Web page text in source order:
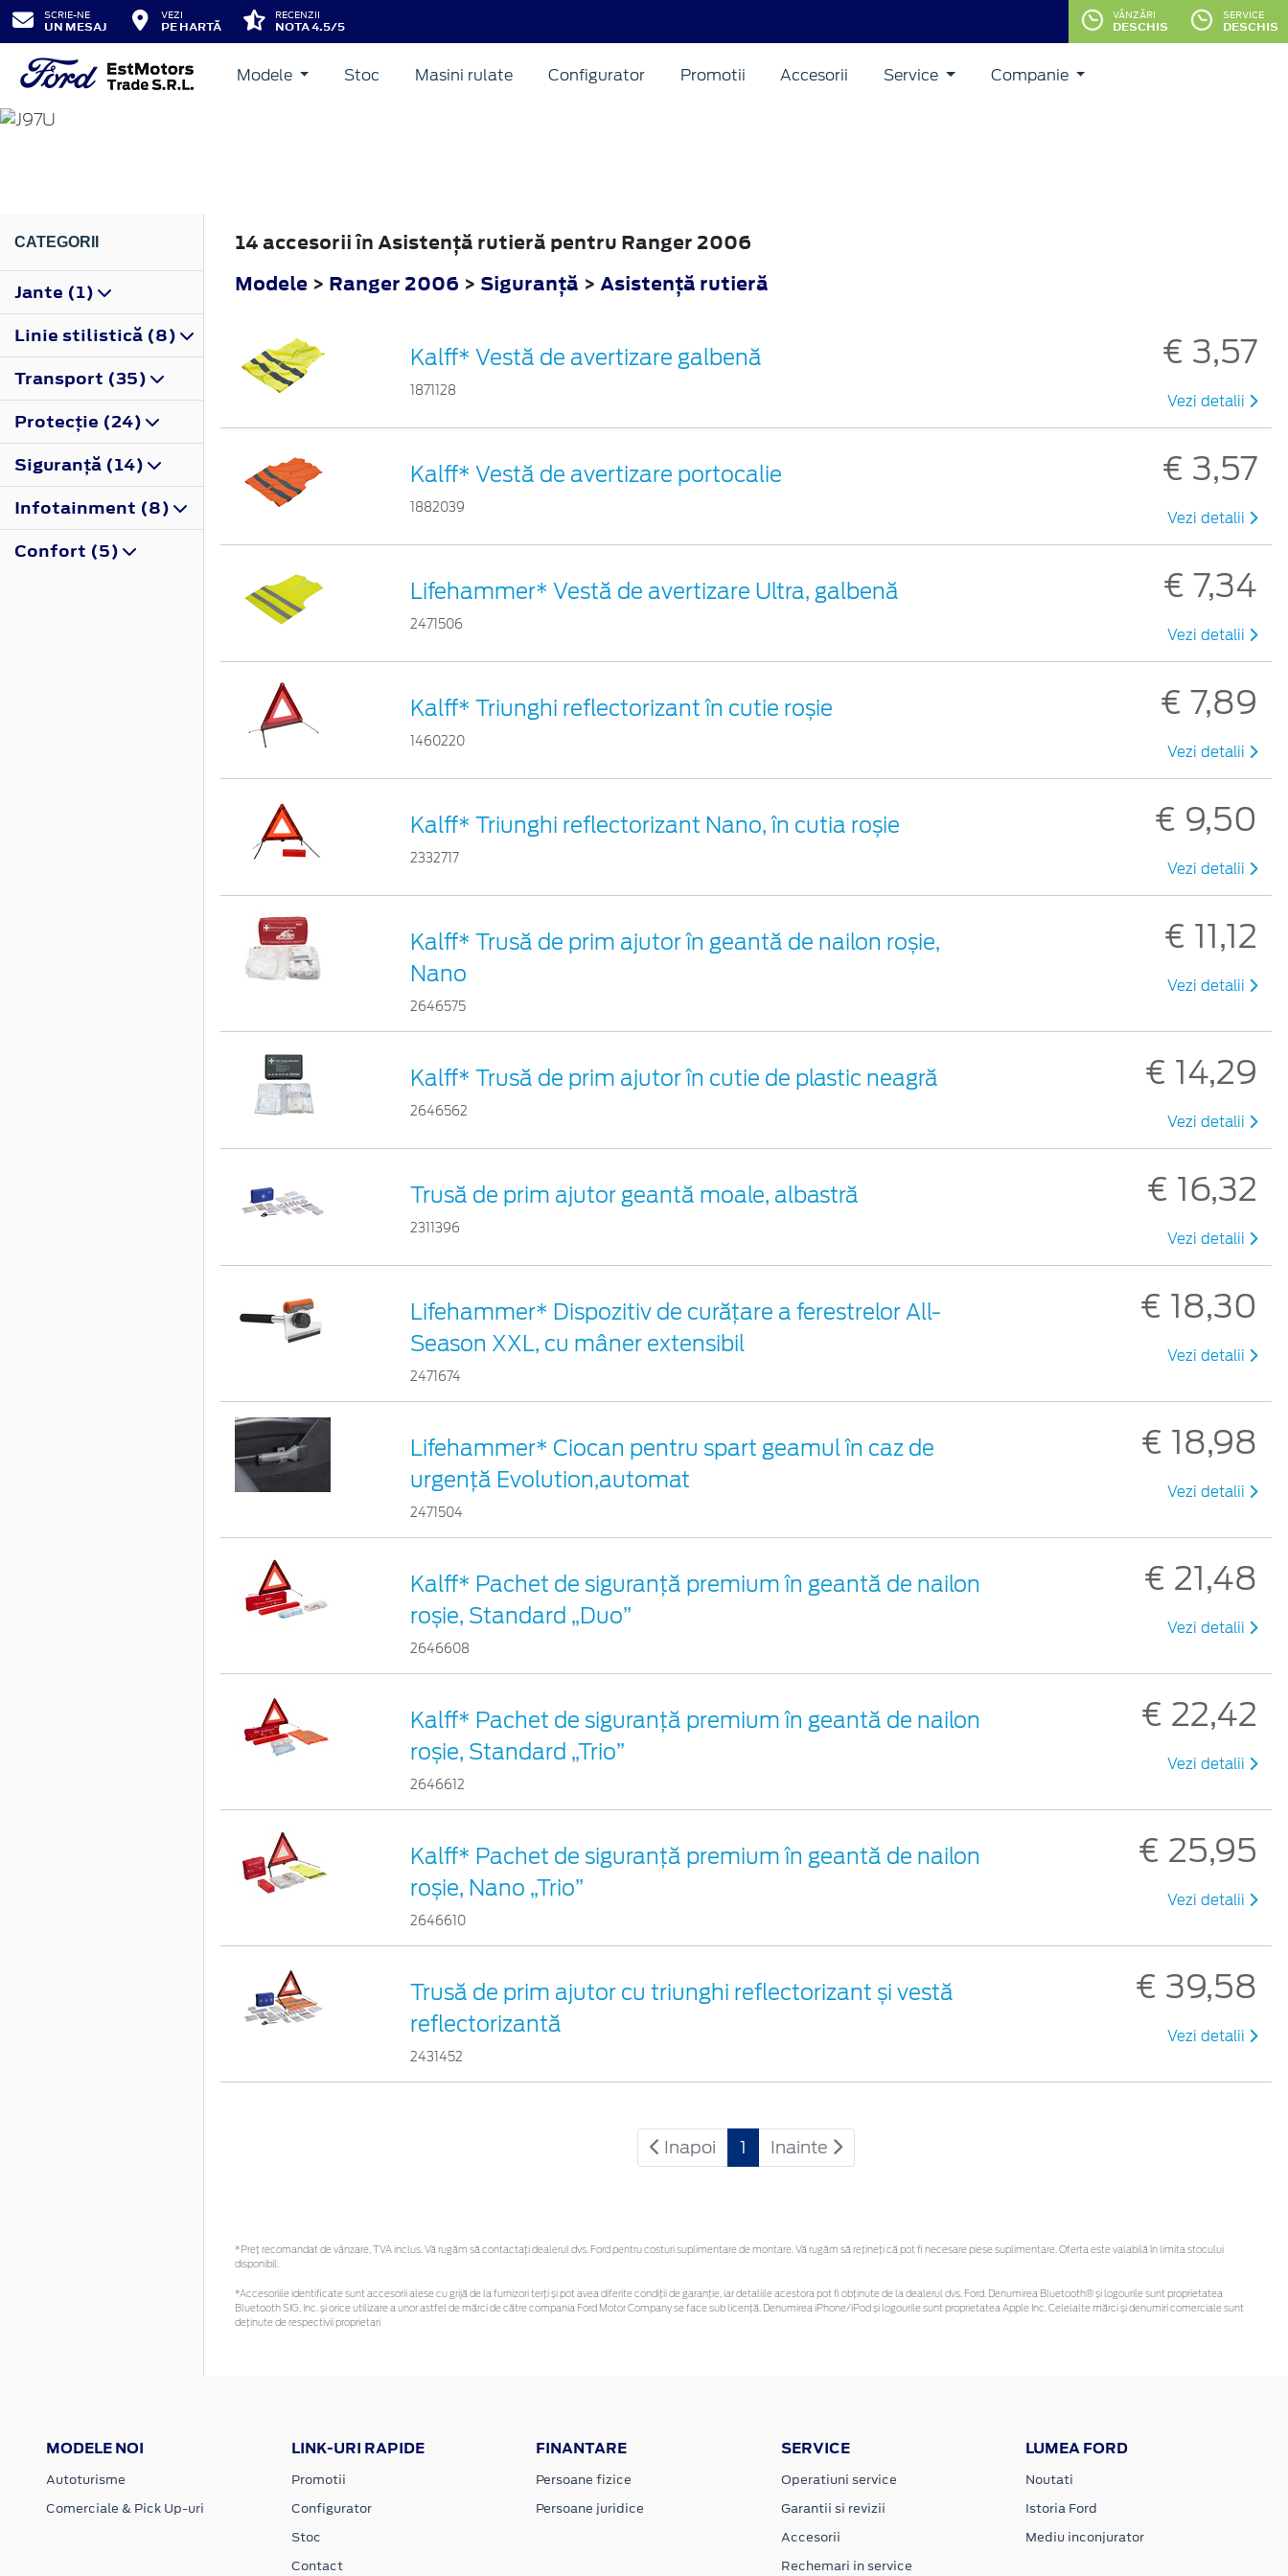
SCRIE-NE
UN MESAJ
VEZI
PE HARTĂ
RECENZII
NOTA 4.5/5
VÂNZĂRI
DESCHIS
SERVICE
DESCHIS
Modele Stoc Masini rulate Configurator Promotii Accesorii Service Companie
RANGER
CATEGORII
Jante (1)
Linie stilistică (8)
Transport (35)
Protecţie (24)
Siguranţă (14)
Infotainment (8)
Confort (5)
14 accesorii în Asistenţă rutieră pentru Ranger 2006
Modele > Ranger 2006 > Siguranţă > Asistenţă rutieră
Kalff* Vestă de avertizare galbenă
1871128
€ 3,57
Vezi detalii
Kalff* Vestă de avertizare portocalie
1882039
€ 3,57
Vezi detalii
Lifehammer* Vestă de avertizare Ultra, galbenă
2471506
€ 7,34
Vezi detalii
Kalff* Triunghi reflectorizant în cutie roșie
1460220
€ 7,89
Vezi detalii
Kalff* Triunghi reflectorizant Nano, în cutia roșie
2332717
€ 9,50
Vezi detalii
Kalff* Trusă de prim ajutor în geantă de nailon roșie,
Nano
2646575
€ 11,12
Vezi detalii
Kalff* Trusă de prim ajutor în cutie de plastic neagră
2646562
€ 14,29
Vezi detalii
Trusă de prim ajutor geantă moale, albastră
2311396
€ 16,32
Vezi detalii
Lifehammer* Dispozitiv de curățare a ferestrelor All-
Season XXL, cu mâner extensibil
2471674
€ 18,30
Vezi detalii
Lifehammer* Ciocan pentru spart geamul în caz de
urgenţă Evolution,automat
2471504
€ 18,98
Vezi detalii
Kalff* Pachet de siguranţă premium în geantă de nailon
roșie, Standard „Duo”
2646608
€ 21,48
Vezi detalii
Kalff* Pachet de siguranţă premium în geantă de nailon
roșie, Standard „Trio”
2646612
€ 22,42
Vezi detalii
Kalff* Pachet de siguranţă premium în geantă de nailon
roșie, Nano „Trio”
2646610
€ 25,95
Vezi detalii
Trusă de prim ajutor cu triunghi reflectorizant și vestă
reflectorizantă
2431452
€ 39,58
Vezi detalii
Inapoi 1 Inainte
*Preţ recomandat de vânzare, TVA inclus. Vă rugăm să contactaţi dealerul dvs. Ford pentru costuri suplimentare de montare. Vă rugăm să rețineți că pot fi necesare piese suplimentare. Oferta este valabilă în limita stocului
disponibil.
*Accesoriile identificate sunt accesorii alese cu grijă de la furnizori terți și pot avea diferite condiții de garanție, iar detaliile acestora pot fi obținute de la dealerul dvs. Ford. Denumirea Bluetooth® și logourile sunt proprietatea
Bluetooth SIG, Inc. și orice utilizare a unor astfel de mărci de către compania Ford Motor Company se face sub licență. Denumirea iPhone/iPod și logourile sunt proprietatea Apple Inc. Celelalte mărci și denumiri comerciale sunt
deținute de respectivii proprietari
MODELE NOI
Autoturisme
Comerciale & Pick Up-uri
LINK-URI RAPIDE
Promotii
Configurator
Stoc
Contact
FINANTARE
Persoane fizice
Persoane juridice
SERVICE
Operatiuni service
Garantii si revizii
Accesorii
Rechemari in service
LUMEA FORD
Noutati
Istoria Ford
Mediu inconjurator